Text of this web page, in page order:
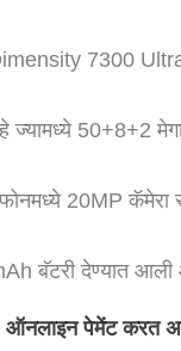
7300
ज्यामध्ये 50+8+2
20MP
बॅटरी देण्यात
ऑनलाइन पेमेंट करत